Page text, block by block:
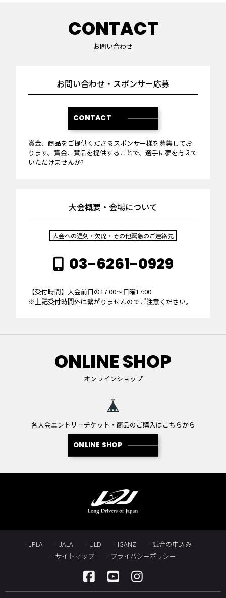
CONTACT
お問い合わせ
お問い合わせ・スポンサー応募
CONTACT
賞金、商品をご提供くださるスポンサー様を募集してお
ります。賞金、賞品を提供することで、選手に夢を与えて
いただけませんか?
大会概要・会場について
大会への遅刻・欠席・その他緊急のご連絡先
03-6261-0929
【受付時間】大会前日の17:00～日曜17:00
※上記受付時間外は繋がりませんのでご注意ください。
ONLINE SHOP
オンラインショップ
各大会エントリーチケット・商品のご購入はこちらから
ONLINE SHOP
JPLA JALA ULD IGANZ
試合の申込み
サイトマップ
プライバシーポリシー